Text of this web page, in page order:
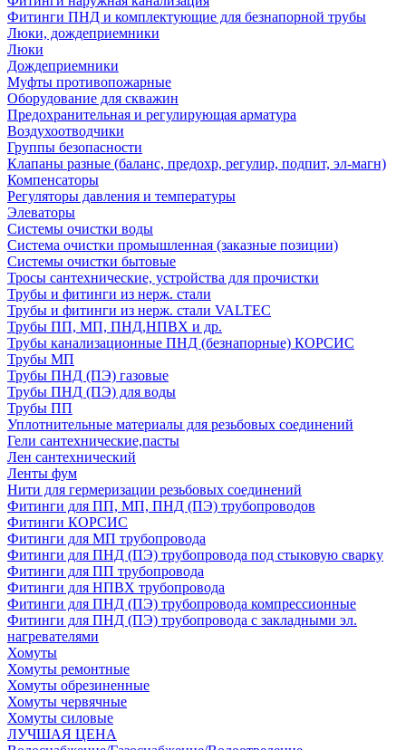
Фитинги ПНД и комплектующие для безнапорной трубы
Люки, дождеприемники
Люки
Дождеприемники
Муфты противопожарные
Оборудование для скважин
Предохранительная и регулирующая арматура
Воздухоотводчики
Группы безопасности
Клапаны разные (баланс, предохр, регулир, подпит, эл-магн)
Компенсаторы
Регуляторы давления и температуры
Элеваторы
Системы очистки воды
Система очистки промышленная (заказные позиции)
Системы очистки бытовые
Тросы сантехнические, устройства для прочистки
Трубы и фитинги из нерж. стали
Трубы и фитинги из нерж. стали VALTEC
Трубы ПП, МП, ПНД,НПВХ и др.
Трубы канализационные ПНД (безнапорные) КОРСИС
Трубы МП
Трубы ПНД (ПЭ) газовые
Трубы ПНД (ПЭ) для воды
Трубы ПП
Уплотнительные материалы для резьбовых соединений
Гели сантехнические,пасты
Лен сантехнический
Ленты фум
Нити для гермеризации резьбовых соединений
Фитинги для ПП, МП, ПНД (ПЭ) трубопроводов
Фитинги КОРСИС
Фитинги для МП трубопровода
Фитинги для ПНД (ПЭ) трубопровода под стыковую сварку
Фитинги для ПП трубопровода
Фитинги для НПВХ трубопровода
Фитинги для ПНД (ПЭ) трубопровода компрессионные
Фитинги для ПНД (ПЭ) трубопровода с закладными эл.
нагревателями
Хомуты
Хомуты ремонтные
Хомуты обрезиненные
Хомуты червячные
Хомуты силовые
ЛУЧШАЯ ЦЕНА